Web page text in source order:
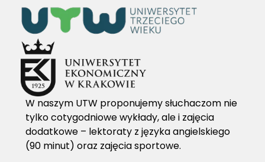
W naszym UTW proponujemy słuchaczom nie
tylko cotygodniowe wykłady, ale i zajęcia
dodatkowe – lektoraty z języka angielskiego
(90 minut) oraz zajęcia sportowe.